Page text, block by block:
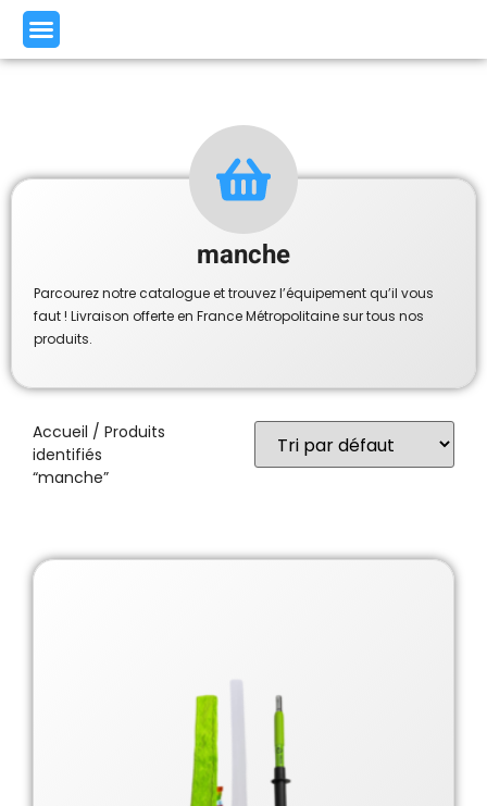
manche
Parcourez notre catalogue et trouvez l’équipement qu’il vous
faut ! Livraison offerte en France Métropolitaine sur tous nos
produits.
Accueil / Produits
identifiés
“manche”